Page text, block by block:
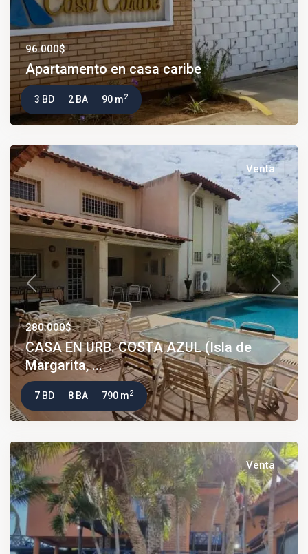
96.000$
Apartamento en casa caribe
3 BD 2 BA 90 m2
Venta
Previous Next
280.000$
CASA EN URB. COSTA AZUL (Isla de
Margarita, ...
7 BD 8 BA 790 m2
Venta